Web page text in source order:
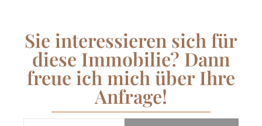
Sie interessieren sich für
diese Immobilie? Dann
freue ich mich über Ihre
Anfrage!